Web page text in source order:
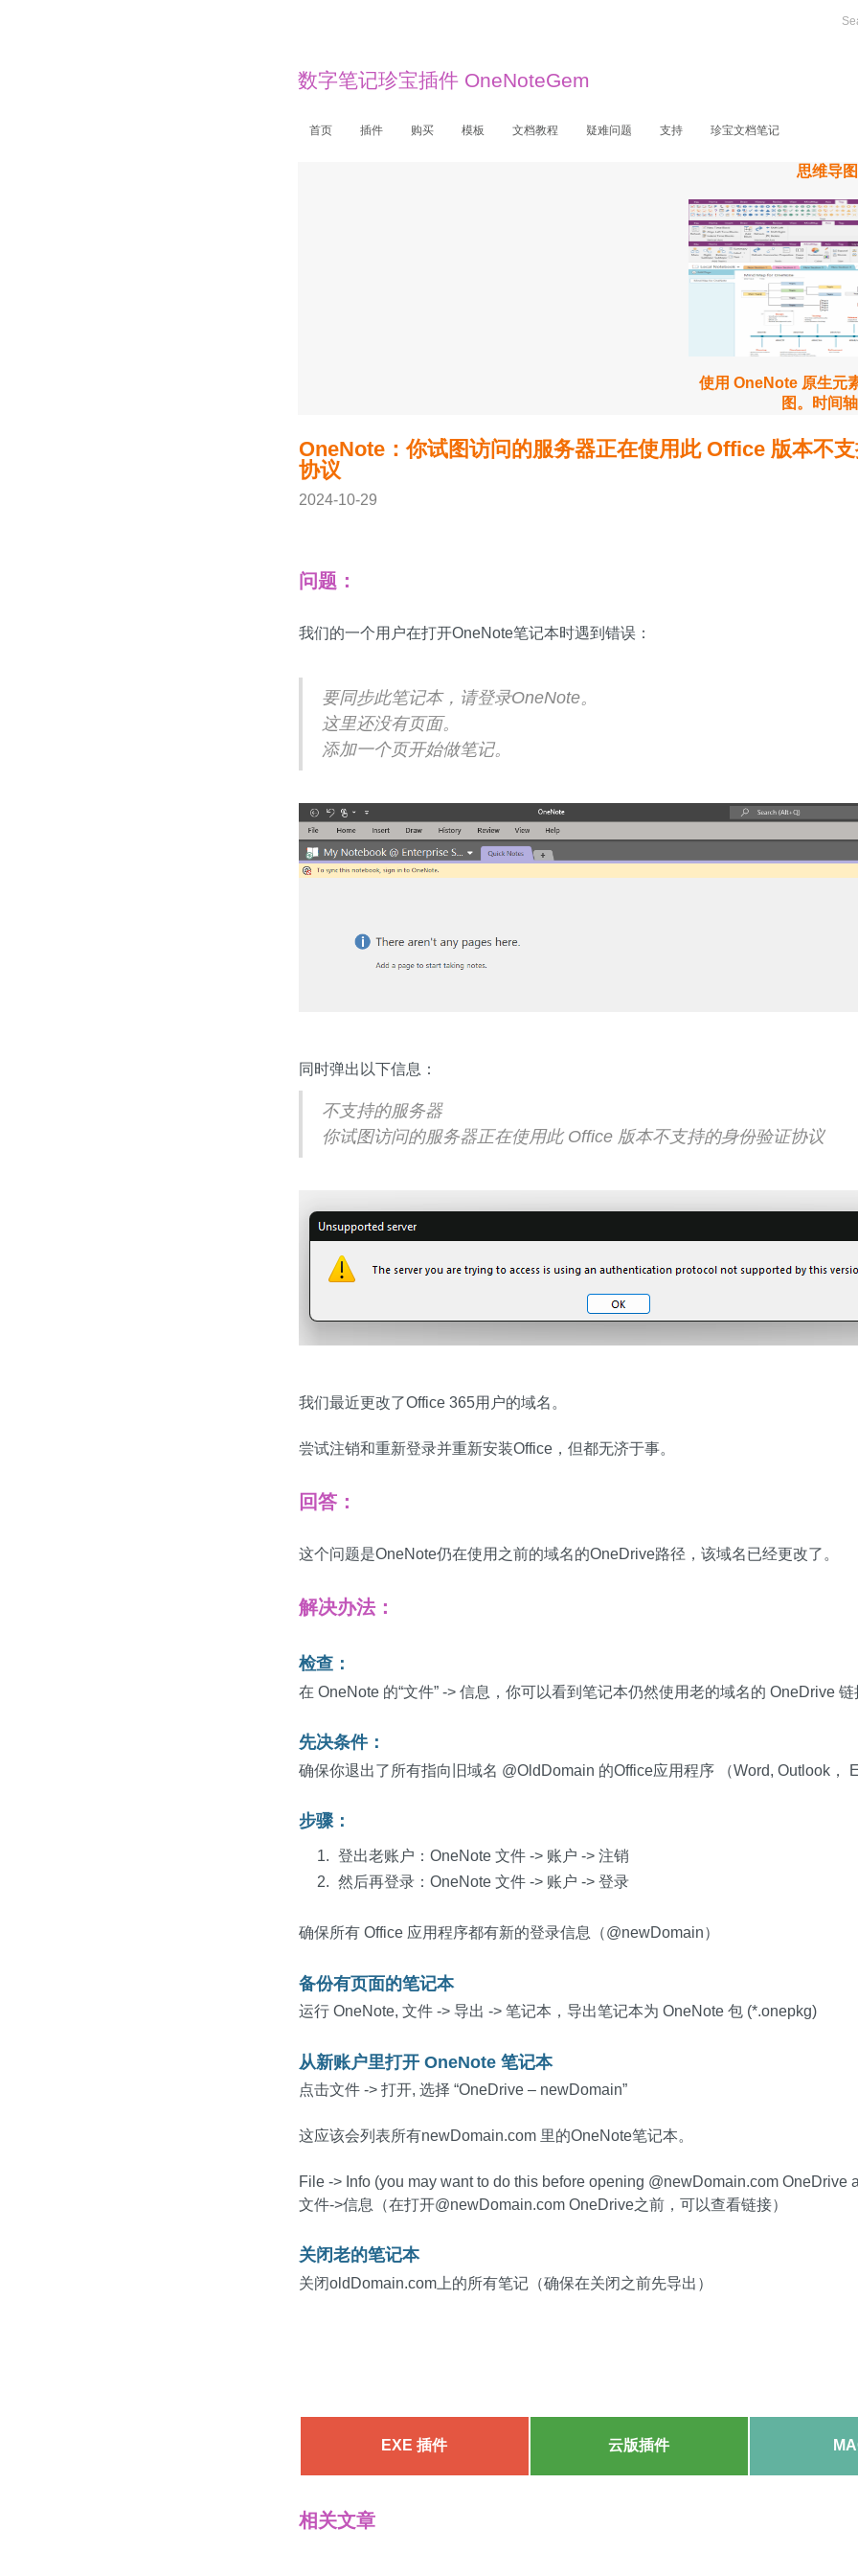
数字笔记珍宝插件 OneNoteGem
首页 插件 购买 模板 文档教程 疑难问题 支持 珍宝文档笔记
思维导图
使用 OneNote 原生元
图。时间
OneNote：你试图访问的服务器正在使用此 Office 版本不
协议
2024-10-29
问题：
我们的一个用户在打开OneNote笔记本时遇到错误：
要同步此笔记本，请登录OneNote。
这里还没有页面。
添加一个页开始做笔记。
同时弹出以下信息：
不支持的服务器
你试图访问的服务器正在使用此 Office 版本不支持的身份验证协议
我们最近更改了Office 365用户的域名。
尝试注销和重新登录并重新安装Office，但都无济于事。
回答：
这个问题是OneNote仍在使用之前的域名的OneDrive路径，该域名已经更改了。
解决办法：
检查：
在 OneNote 的“文件” -> 信息，你可以看到笔记本仍然使用老的域名的 OneDrive 链
先决条件：
确保你退出了所有指向旧域名 @OldDomain 的Office应用程序 （Word, Outlook，
步骤：
登出老账户：OneNote 文件 -> 账户 -> 注销
然后再登录：OneNote 文件 -> 账户 -> 登录
确保所有 Office 应用程序都有新的登录信息（@newDomain）
备份有页面的笔记本
运行 OneNote, 文件 -> 导出 -> 笔记本，导出笔记本为 OneNote 包 (*.onepkg)
从新账户里打开 OneNote 笔记本
点击文件 -> 打开, 选择 “OneDrive – newDomain”
这应该会列表所有newDomain.com 里的OneNote笔记本。
File -> Info (you may want to do this before opening @newDomain.com OneDrive
文件->信息（在打开@newDomain.com OneDrive之前，可以查看链接）
关闭老的笔记本
关闭oldDomain.com上的所有笔记（确保在关闭之前先导出）
EXE 插件 云版插件
相关文章